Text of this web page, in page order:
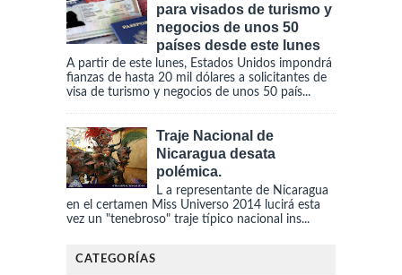
para visados de turismo y
negocios de unos 50
países desde este lunes
A partir de este lunes, Estados Unidos impondrá
fianzas de hasta 20 mil dólares a solicitantes de
visa de turismo y negocios de unos 50 país...
Traje Nacional de
Nicaragua desata
polémica.
L a representante de Nicaragua
en el certamen Miss Universo 2014 lucirá esta
vez un "tenebroso" traje típico nacional ins...
CATEGORÍAS